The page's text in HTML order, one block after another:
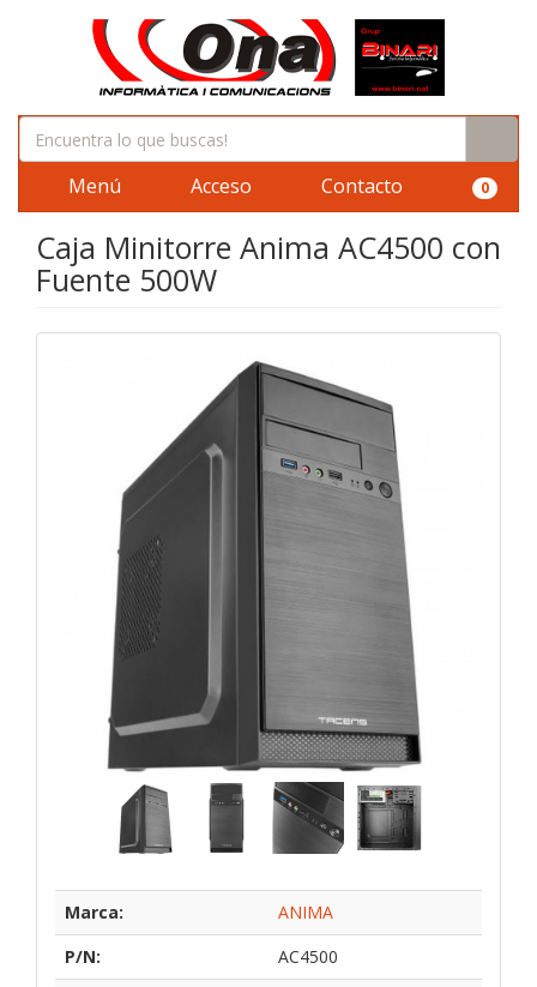
Menú Acceso Contacto 0
Caja Minitorre Anima AC4500 con
Fuente 500W
Marca:
ANIMA
P/N:
AC4500